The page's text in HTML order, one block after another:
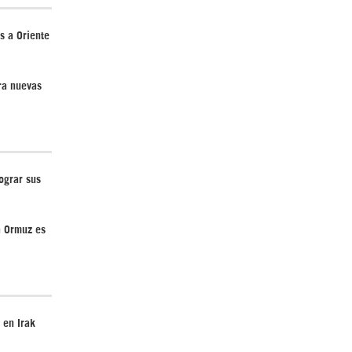
a Oriente
nuevas
sus
Ormuz es
en Irak